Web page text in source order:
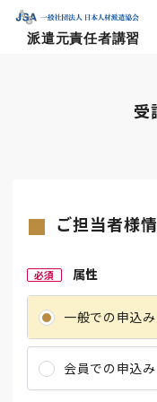
派遣元責任者講習
受
ご担当者様
必須 属性
一般での申込み
会員での申込み